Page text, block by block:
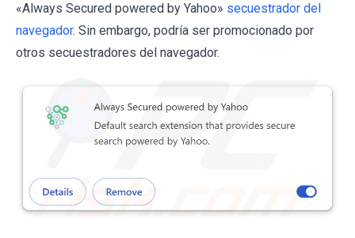
«Always Secured powered by Yahoo» secuestrador del
navegador. Sin embargo, podría ser promocionado por
otros secuestradores del navegador.